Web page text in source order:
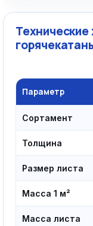
Технические
Параметр
Сортамент
Толщина
Размер листа
Масса 1 м²
Масса листа